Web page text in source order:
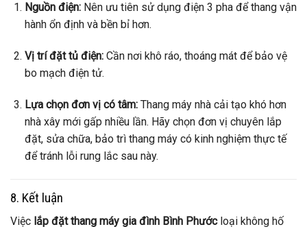
Nguồn điện:Nên ưu tiên sử dụng điện 3 pha để thang vận
hành ổn định và bền bỉ hơn.
Vị trí đặt tủ điện:Cần nơi khô ráo, thoáng mát để bảo vệ
bo mạch điện tử.
Lựa chọn đơn vị có tâm:Thang máy nhà cải tạo khó hơn
nhà xây mới gấp nhiều lần. Hãy chọn đơn vị chuyên lắp
đặt, sửa chữa, bảo trì thang máy có kinh nghiệm thực tế
để tránh lỗi rung lắc sau này.
8. Kết luận
Việc lắp đặt thang máy gia đình Bình Phướcloại không hố